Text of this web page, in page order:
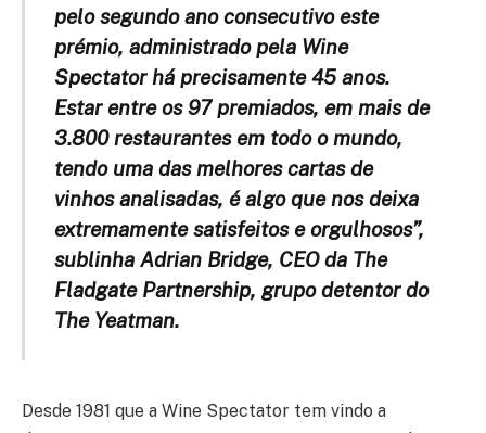
pelo segundo ano consecutivo este
prémio, administrado pela Wine
Spectator há precisamente 45 anos.
Estar entre os 97 premiados, em mais de
3.800 restaurantes em todo o mundo,
tendo uma das melhores cartas de
vinhos analisadas, é algo que nos deixa
extremamente satisfeitos e orgulhosos”,
sublinha Adrian Bridge, CEO da The
Fladgate Partnership, grupo detentor do
The Yeatman.
Desde 1981 que a Wine Spectator tem vindo a